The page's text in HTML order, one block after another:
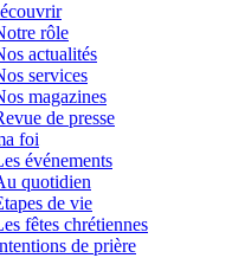
rôle
actualités
services
magazines
de presse
foi
événements
quotidien
de vie
fêtes chrétiennes
de prière